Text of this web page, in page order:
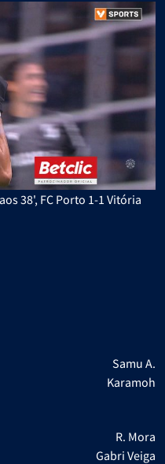
38', FC Porto 1-1 Vitória
Samu A.
Karamoh
R. Mora
Gabri Veiga